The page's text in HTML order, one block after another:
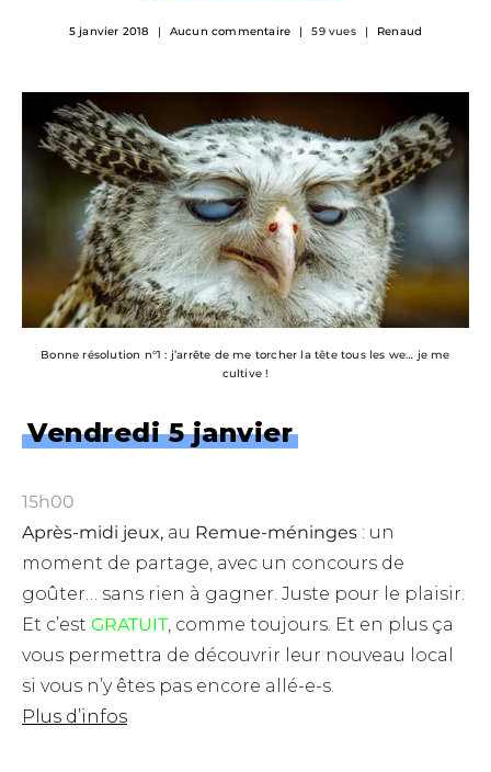
5 janvier 2018 Aucun commentaire 59 vues Renaud
Bonne résolution n°1 : j’arrête de me torcher la tête tous les we… je me
cultive !
Vendredi 5 janvier
15h00
Après-midi jeux, au Remue-méninges : un
moment de partage, avec un concours de
goûter… sans rien à gagner. Juste pour le plaisir.
Et c’est GRATUIT, comme toujours. Et en plus ça
vous permettra de découvrir leur nouveau local
si vous n’y êtes pas encore allé-e-s.
Plus d’infos